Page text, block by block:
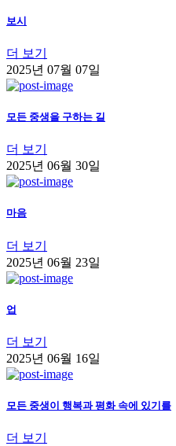
보시
더 보기
2025년 07월 07일
모든 중생을 구하는 길
더 보기
2025년 06월 30일
마음
더 보기
2025년 06월 23일
업
더 보기
2025년 06월 16일
모든 중생이 행복과 평화 속에 있기를
더 보기